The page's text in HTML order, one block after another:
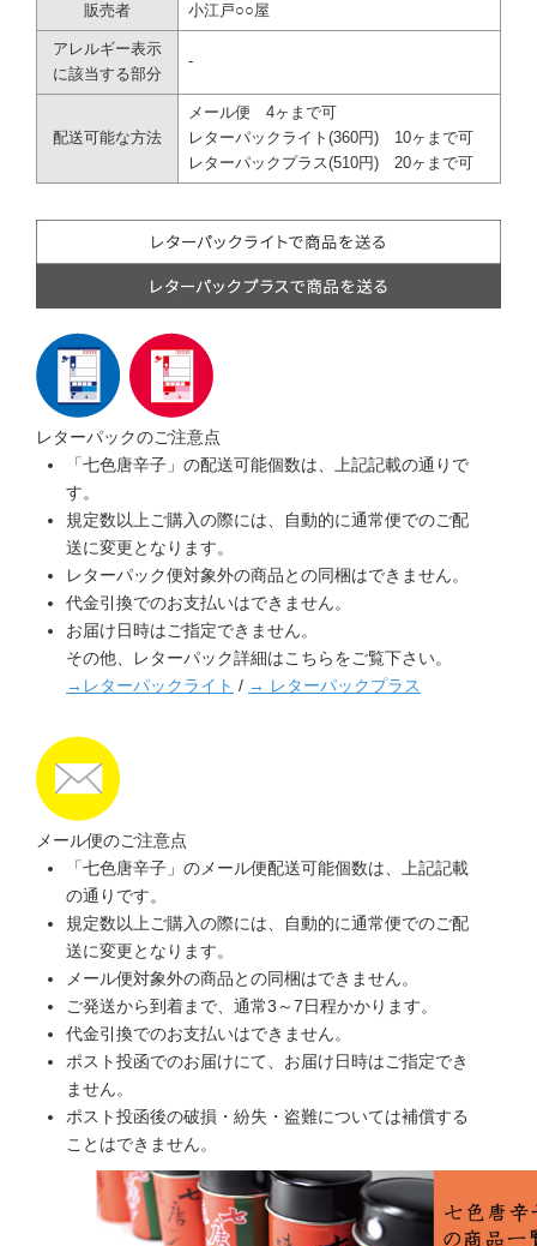
販売者 小江戸○○屋
アレルギー表示
に該当する部分
-
配送可能な方法
メール便 4ヶまで可
レターパックライト(360円) 10ヶまで可
レターパックプラス(510円) 20ヶまで可
レターパックのご注意点
「七色唐辛子」の配送可能個数は、上記記載の通りで
す。
規定数以上ご購入の際には、自動的に通常便でのご配
送に変更となります。
レターパック便対象外の商品との同梱はできません。
代金引換でのお支払いはできません。
お届け日時はご指定できません。
その他、レターパック詳細はこちらをご覧下さい。
→レターパックライト / → レターパックプラス
メール便のご注意点
「七色唐辛子」のメール便配送可能個数は、上記記載
の通りです。
規定数以上ご購入の際には、自動的に通常便でのご配
送に変更となります。
メール便対象外の商品との同梱はできません。
ご発送から到着まで、通常3～7日程かかります。
代金引換でのお支払いはできません。
ポスト投函でのお届けにて、お届け日時はご指定でき
ません。
ポスト投函後の破損・紛失・盗難については補償する
ことはできません。